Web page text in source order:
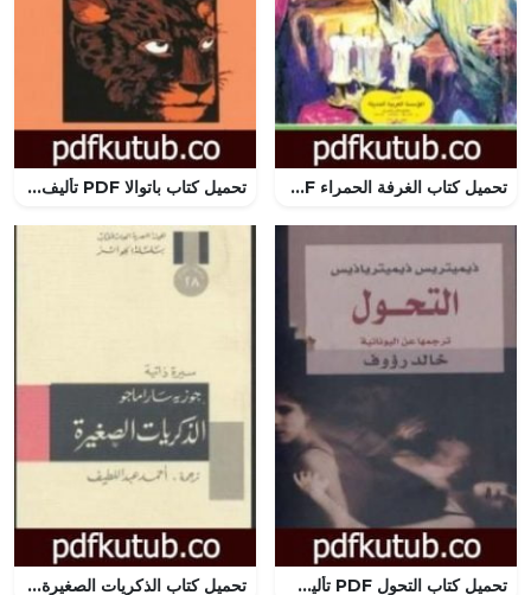
تحميل كتاب الغرفة الحمراء PDF تأليف أحمد خالد توفيق مجانا [كامل] تحميل كتاب باتوالا PDF تأليف رينيه ماران مجانا [كامل]
تحميل كتاب التحول PDF تأليف ذيميترس ذيميترياذيس مجانا [كامل] تحميل كتاب الذكريات الصغيرة PDF تأليف جوزيه ساراماجو مجانا [كامل]